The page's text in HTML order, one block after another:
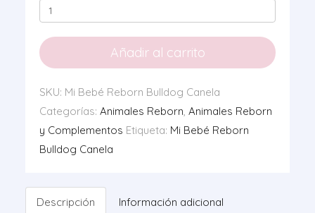
Mi
Bebé
Reborn
Bulldog
Añadir al carrito
SKU: Mi Bebé Reborn Bulldog Canela
Categorías: Animales Reborn, Animales Reborn
y Complementos Etiqueta: Mi Bebé Reborn
Bulldog Canela
Descripción Información adicional